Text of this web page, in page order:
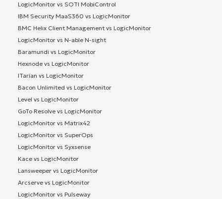
LogicMonitor vs SOTI MobiControl
IBM Security MaaS360 vs LogicMonitor
BMC Helix Client Management vs LogicMonitor
LogicMonitor vs N-able N-sight
Baramundi vs LogicMonitor
Hexnode vs LogicMonitor
ITarian vs LogicMonitor
Bacon Unlimited vs LogicMonitor
Level vs LogicMonitor
GoTo Resolve vs LogicMonitor
LogicMonitor vs Matrix42
LogicMonitor vs SuperOps
LogicMonitor vs Syxsense
Kace vs LogicMonitor
Lansweeper vs LogicMonitor
Arcserve vs LogicMonitor
LogicMonitor vs Pulseway